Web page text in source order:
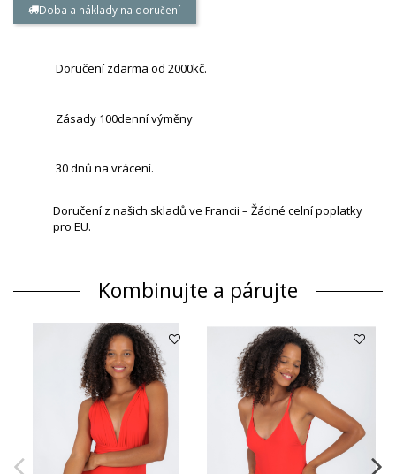
Doba a náklady na doručení
Doručení zdarma od 2000kč.
Zásady 100denní výměny
30 dnů na vrácení.
Doručení z našich skladů ve Francii – Žádné celní poplatky
pro EU.
Kombinujte a párujte